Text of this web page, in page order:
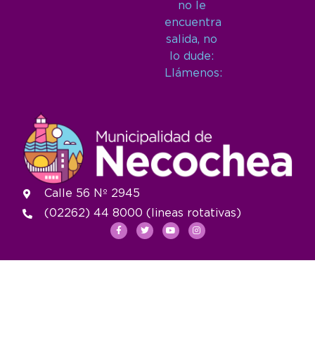
no le
encuentra
salida, no
lo dude:
Llámenos:
Calle 56 Nº 2945
(02262) 44 8000 (lineas rotativas)